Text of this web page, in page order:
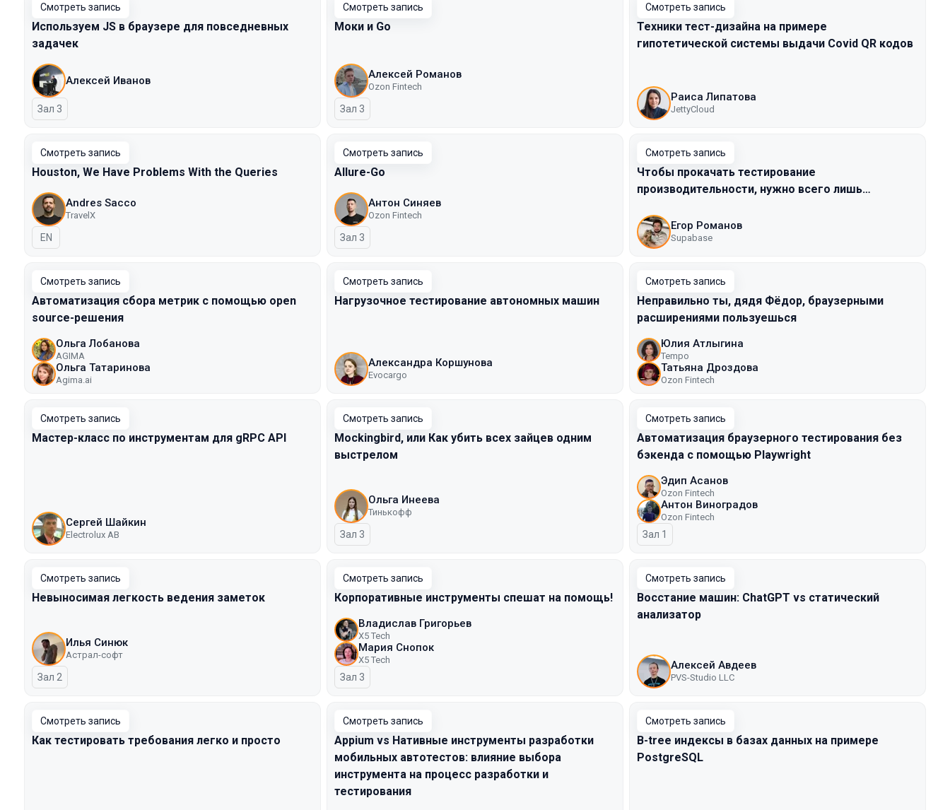
Смотреть запись
Используем JS в браузере для повседневных
задачек
Алексей Иванов
Зал 3
Смотреть запись
Моки и Go
Алексей Романов
Ozon Fintech
Зал 3
Смотреть запись
Техники тест-дизайна на примере
гипотетической системы выдачи Covid QR кодов
Раиса Липатова
JettyCloud
Смотреть запись
Houston, We Have Problems With the Queries
Andres Sacco
TravelX
На английском языке
EN
Смотреть запись
Allure-Go
Антон Синяев
Ozon Fintech
Зал 3
Смотреть запись
Чтобы прокачать тестирование
производительности, нужно всего лишь…
Егор Романов
Supabase
Смотреть запись
Автоматизация сбора метрик с помощью open
source-решения
Ольга Лобанова
AGIMA
Ольга Татаринова
Agima.ai
Смотреть запись
Нагрузочное тестирование автономных машин
Александра Коршунова
Evocargo
Смотреть запись
Неправильно ты, дядя Фёдор, браузерными
расширениями пользуешься
Юлия Атлыгина
Tempo
Татьяна Дроздова
Ozon Fintech
Смотреть запись
Мастер-класс по инструментам для gRPC API
Сергей Шайкин
Electrolux AB
Смотреть запись
Mockingbird, или Как убить всех зайцев одним
выстрелом
Ольга Инеева
Тинькофф
Зал 3
Смотреть запись
Автоматизация браузерного тестирования без
бэкенда с помощью Playwright
Эдип Асанов
Ozon Fintech
Антон Виноградов
Ozon Fintech
Зал 1
Смотреть запись
Невыносимая легкость ведения заметок
Илья Синюк
Астрал-софт
Зал 2
Смотреть запись
Корпоративные инструменты спешат на помощь!
Владислав Григорьев
X5 Tech
Мария Снопок
X5 Tech
Зал 3
Смотреть запись
Восстание машин: ChatGPT vs статический
анализатор
Алексей Авдеев
PVS-Studio LLC
Смотреть запись
Как тестировать требования легко и просто
Смотреть запись
Appium vs Нативные инструменты разработки
мобильных автотестов: влияние выбора
инструмента на процесс разработки и
тестирования
Смотреть запись
B-tree индексы в базах данных на примере
PostgreSQL